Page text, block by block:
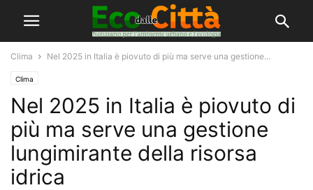
Clima Nel 2025 in Italia è piovuto di più ma serve una gestione...
Clima
Nel 2025 in Italia è piovuto di
più ma serve una gestione
lungimirante della risorsa
idrica